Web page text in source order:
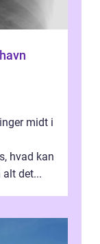
midt i
hvad kan
det...